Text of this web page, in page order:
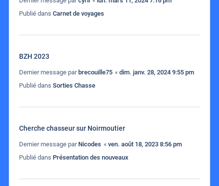
Publié dans Carnet de voyages
BZH 2023
Dernier message par brecouille75 « dim. janv. 28, 2024 9:55 pm
Publié dans Sorties Chasse
Cherche chasseur sur Noirmoutier
Dernier message par Nicodes « ven. août 18, 2023 8:56 pm
Publié dans Présentation des nouveaux